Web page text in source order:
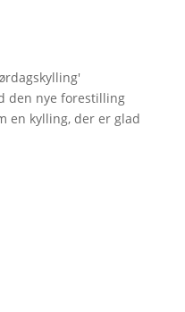
'
den nye forestilling
en kylling, der er glad